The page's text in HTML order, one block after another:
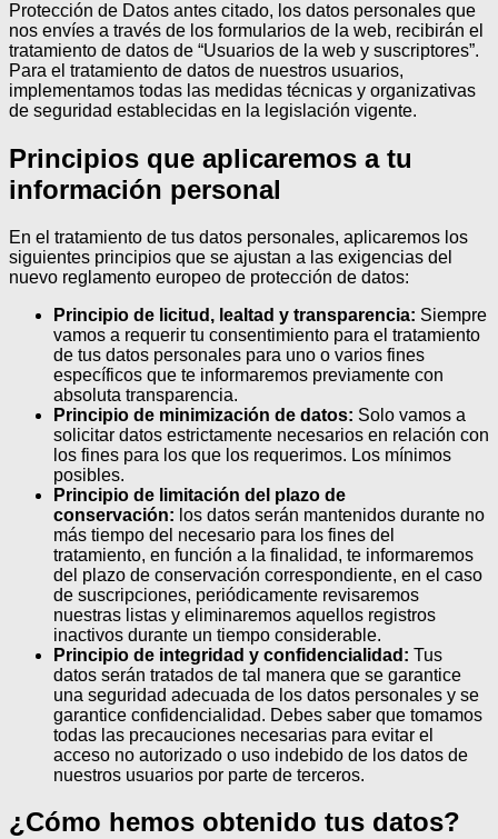
Protección de Datos antes citado, los datos personales que
nos envíes a través de los formularios de la web, recibirán el
tratamiento de datos de “Usuarios de la web y suscriptores”.
Para el tratamiento de datos de nuestros usuarios,
implementamos todas las medidas técnicas y organizativas
de seguridad establecidas en la legislación vigente.
Principios que aplicaremos a tu
información personal
En el tratamiento de tus datos personales, aplicaremos los
siguientes principios que se ajustan a las exigencias del
nuevo reglamento europeo de protección de datos:
Principio de licitud, lealtad y transparencia: Siempre
vamos a requerir tu consentimiento para el tratamiento
de tus datos personales para uno o varios fines
específicos que te informaremos previamente con
absoluta transparencia.
Principio de minimización de datos: Solo vamos a
solicitar datos estrictamente necesarios en relación con
los fines para los que los requerimos. Los mínimos
posibles.
Principio de limitación del plazo de
conservación: los datos serán mantenidos durante no
más tiempo del necesario para los fines del
tratamiento, en función a la finalidad, te informaremos
del plazo de conservación correspondiente, en el caso
de suscripciones, periódicamente revisaremos
nuestras listas y eliminaremos aquellos registros
inactivos durante un tiempo considerable.
Principio de integridad y confidencialidad: Tus
datos serán tratados de tal manera que se garantice
una seguridad adecuada de los datos personales y se
garantice confidencialidad. Debes saber que tomamos
todas las precauciones necesarias para evitar el
acceso no autorizado o uso indebido de los datos de
nuestros usuarios por parte de terceros.
¿Cómo hemos obtenido tus datos?